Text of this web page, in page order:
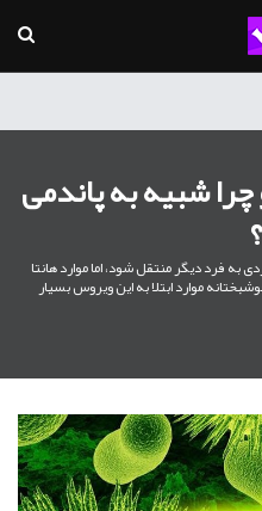
شبیه به پاندمی
به فرد دیگر منتقل شود، اما موارد هانتا
موارد ابتلا به این ویروس بسیار